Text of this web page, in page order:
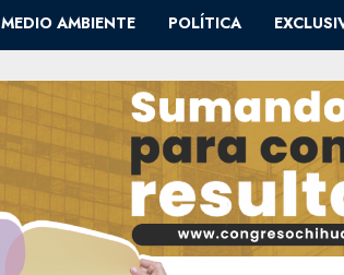
MEDIO AMBIENTE POLÍTICA